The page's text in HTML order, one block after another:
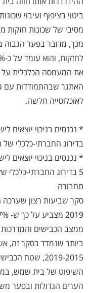
ביטוי בציפוף ועיבוי
מסיבי של שכונות חזקות
מכך, מדובר בפער הגבוה
את המעמסה הכלכלית על
האתגר שבהתמודדות עם
לאוכלוסייה חלשה.
בדירוג החברתי-כלכלי
5 בדירוג החברתי-כלכלי של הלשכה המרכזית לסטטיסטיקה
תחבורה
סקר שביעות רצון
ממצב הכבישים והמדרכות
ביותר שנמדד בסקר זה,
2019-2015,
השיפוט של בית שמש,
הערים הגדולות ובפער